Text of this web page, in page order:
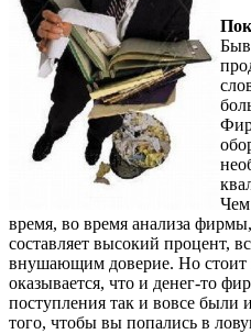
Чем
время, во время анализа
составляет высокий процент,
внушающим доверие. Но стоит
оказывается, что и денег-то
поступления так и вовсе были
того, чтобы вы попались в